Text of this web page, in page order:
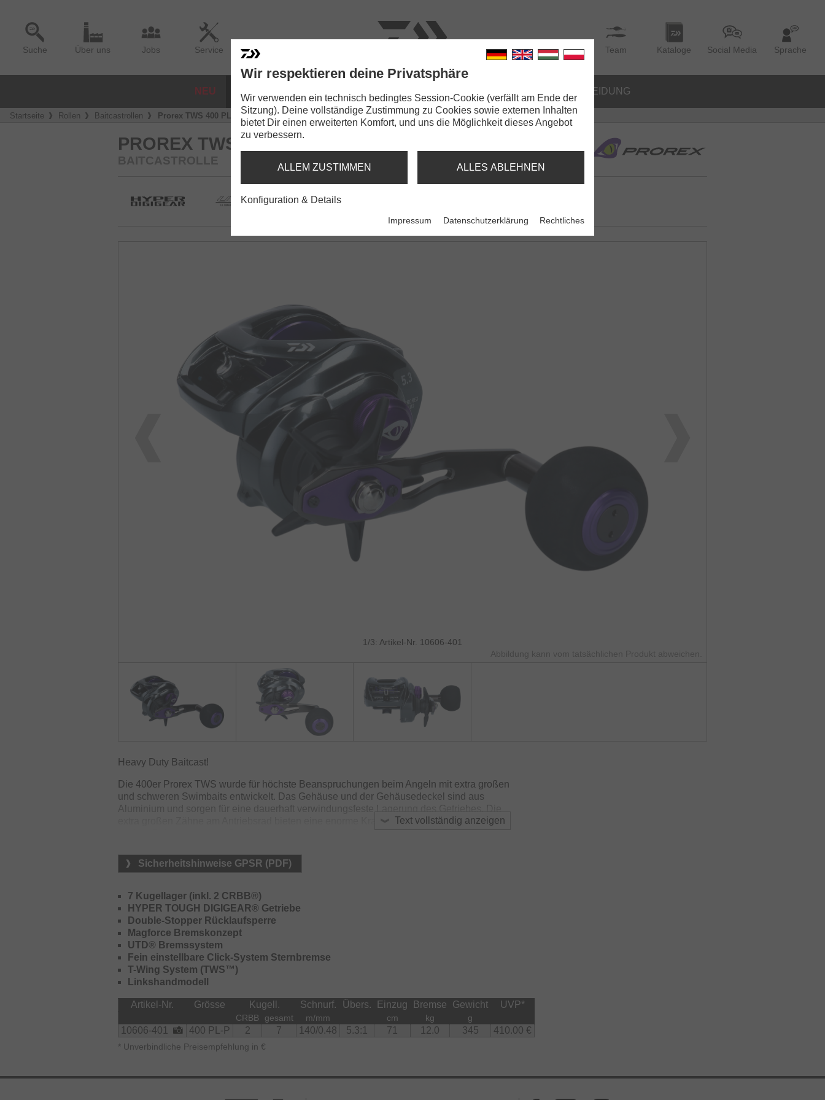
Suche Über uns Jobs Service Team Kataloge Social Media Sprache
NEU BEKLEIDUNG
Startseite Rollen Baitcastrollen Prorex TWS 400 PL-P
PROREX TWS 400 PL-P
BAITCASTROLLE
1/3: Artikel-Nr. 10606-401
Abbildung kann vom tatsächlichen Produkt abweichen.
Text vollständig anzeigen
Heavy Duty Baitcast!
Die 400er Prorex TWS wurde für höchste Beanspruchungen beim Angeln mit extra großen
und schweren Swimbaits entwickelt. Das Gehäuse und der Gehäusedeckel sind aus
Aluminium und sorgen für eine dauerhaft verwindungsfeste Lagerung des Getriebes. Die
extra großen Zähne am Antriebsrad bieten eine enorme Kraftübertragung und halten den
Kurbellänge kann je nach Vorliebe von 70mm auf 80mm verändert werden. Diese DAIWA
Rolle kann alles verkraften, das Sie noch werfen können!
Sicherheitshinweise GPSR (PDF)
7 Kugellager (inkl. 2 CRBB®)
HYPER TOUGH DIGIGEAR® Getriebe
Double-Stopper Rücklaufsperre
Magforce Bremskonzept
UTD® Bremssystem
Fein einstellbare Click-System Sternbremse
T-Wing System (TWS™)
Linkshandmodell
Artikel-Nr. Grösse Kugell. Schnurf. Übers. Einzug Bremse Gewicht UVP*
CRBB gesamt m/mm cm kg g
10606-401 400 PL-P 2 7 140/0.48 5.3:1 71 12.0 345 410.00 €
* Unverbindliche Preisempfehlung in €
Wir respektieren deine Privatsphäre
Wir verwenden ein technisch bedingtes Session-Cookie (verfällt am Ende der
Sitzung). Deine vollständige Zustimmung zu Cookies sowie externen Inhalten
bietet Dir einen erweiterten Komfort, und uns die Möglichkeit dieses Angebot
zu verbessern.
ALLEM ZUSTIMMEN ALLES ABLEHNEN
Konfiguration & Details
Impressum Datenschutzerklärung Rechtliches